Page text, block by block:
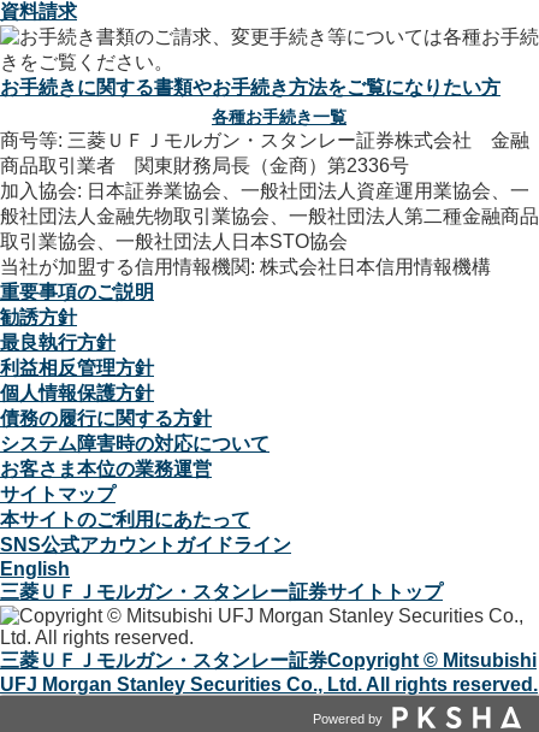
資料請求
お手続きに関する書類やお手続き方法をご覧になりたい方
各種お手続き一覧
商号等: 三菱ＵＦＪモルガン・スタンレー証券株式会社 金融
商品取引業者 関東財務局長（金商）第2336号
加入協会: 日本証券業協会、一般社団法人資産運用業協会、一
般社団法人金融先物取引業協会、一般社団法人第二種金融商品
取引業協会、一般社団法人日本STO協会
当社が加盟する信用情報機関: 株式会社日本信用情報機構
重要事項のご説明
勧誘方針
最良執行方針
利益相反管理方針
個人情報保護方針
債務の履行に関する方針
システム障害時の対応について
お客さま本位の業務運営
サイトマップ
本サイトのご利用にあたって
SNS公式アカウントガイドライン
English
三菱ＵＦＪモルガン・スタンレー証券サイトトップ
三菱ＵＦＪモルガン・スタンレー証券Copyright © Mitsubishi
UFJ Morgan Stanley Securities Co., Ltd. All rights reserved.
Powered by